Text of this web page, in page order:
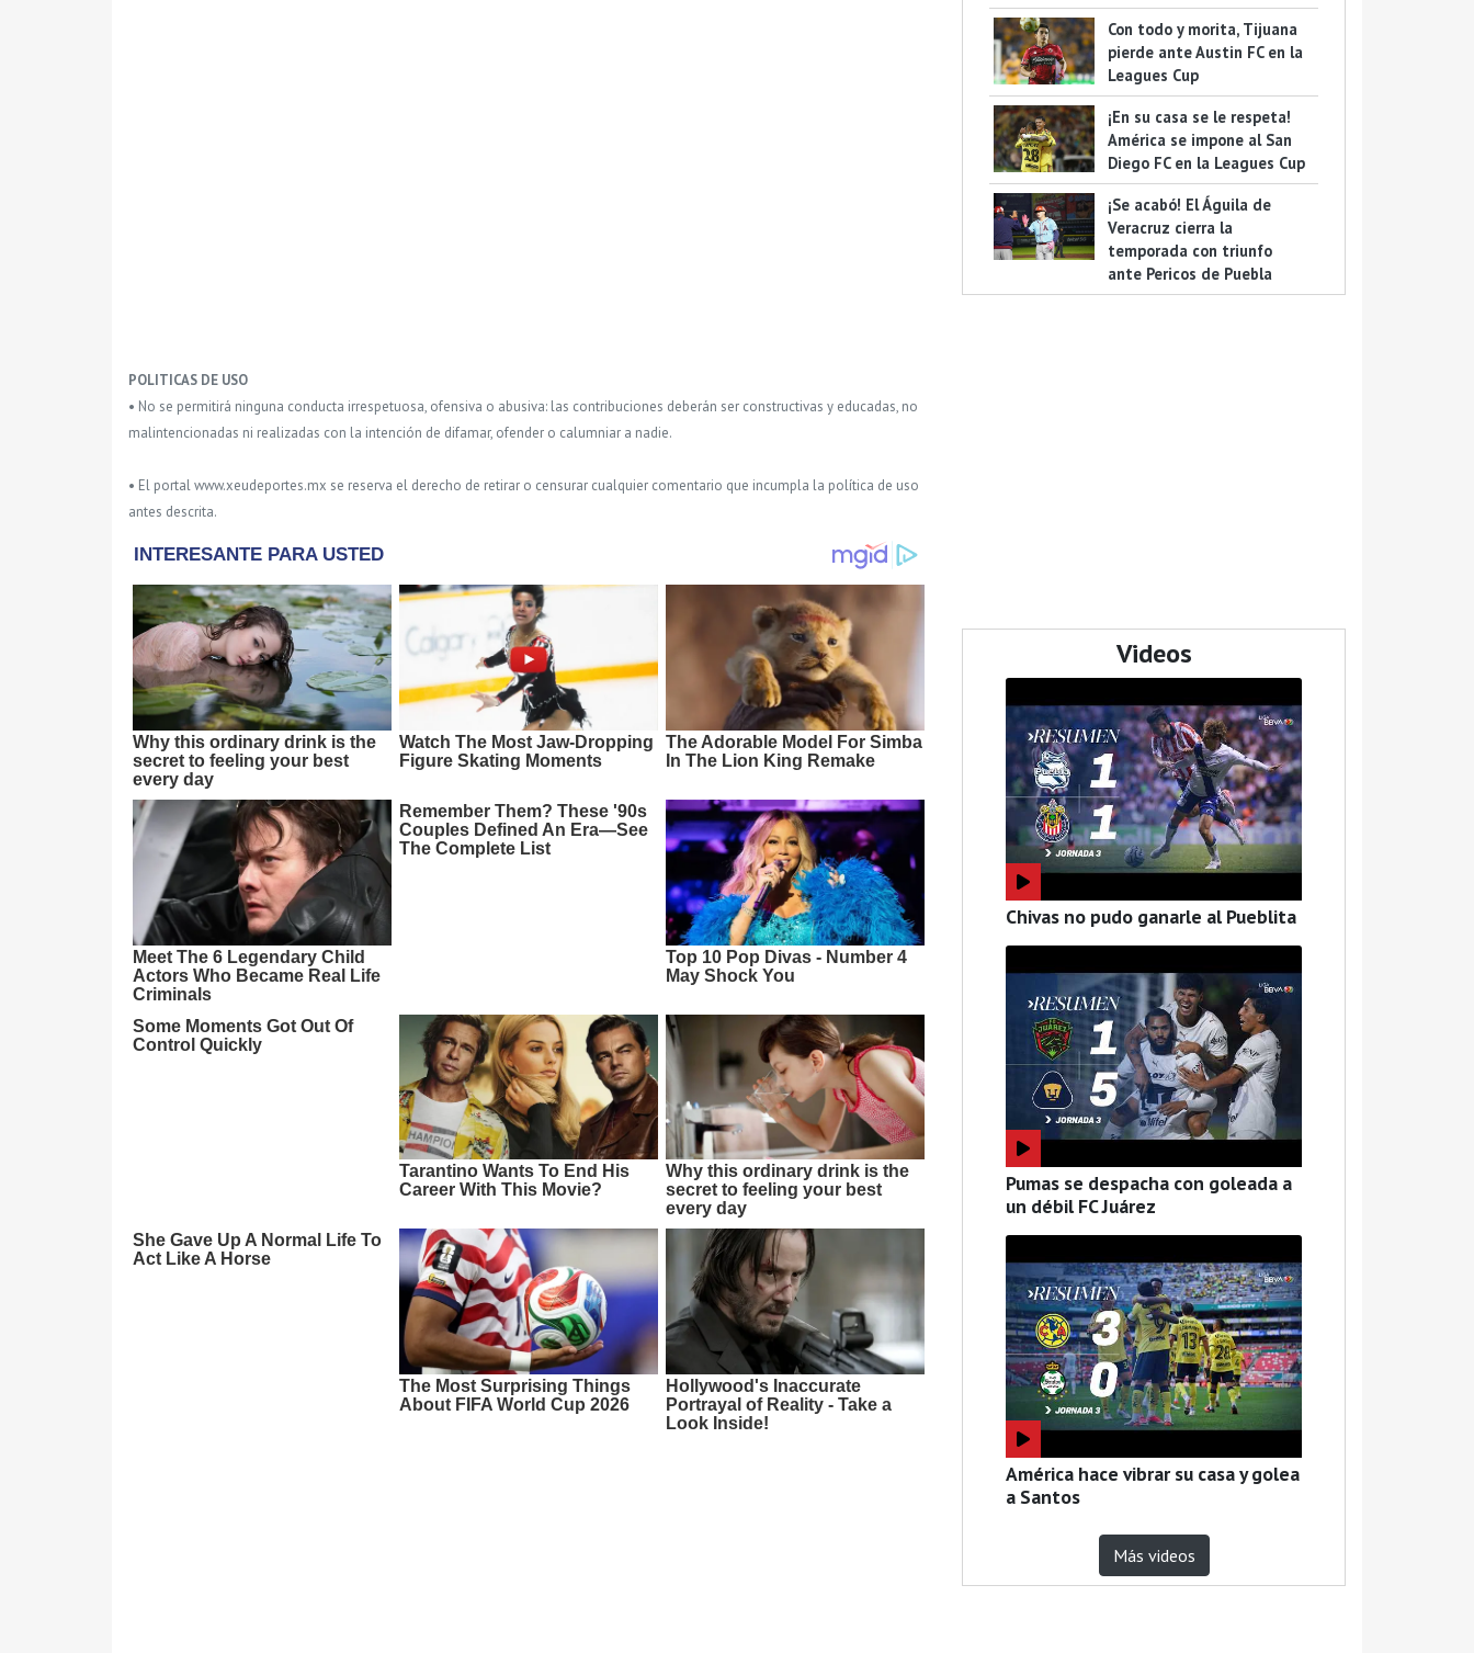
POLITICAS DE USO
• No se permitirá ninguna conducta irrespetuosa, ofensiva o abusiva: las contribuciones deberán ser constructivas y educadas, no
malintencionadas ni realizadas con la intención de difamar, ofender o calumniar a nadie.
• El portal www.xeudeportes.mx se reserva el derecho de retirar o censurar cualquier comentario que incumpla la política de uso
antes descrita.
Con todo y morita, Tijuana
pierde ante Austin FC en la
Leagues Cup
¡En su casa se le respeta!
América se impone al San
Diego FC en la Leagues Cup
¡Se acabó! El Águila de
Veracruz cierra la
temporada con triunfo
ante Pericos de Puebla
Videos
Chivas no pudo ganarle al Pueblita
Pumas se despacha con goleada a
un débil FC Juárez
América hace vibrar su casa y golea
a Santos
Más videos